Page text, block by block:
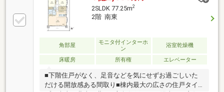
機能）交換 下足入／ハウスクリーニング◆住環境
は、スーパーやコンビニ、ホームセンターが至近に揃
う生活至便な立地 明治小学校や深川図書館も近く、
文化と緑に包まれたエリア 江東区立明治小学校 徒
歩8分（約610m） 深川図書館 徒歩5分（約390m）
2SLDK 77.25m2
2階 南東
角部屋
モニタ付インターホ
ン
浴室乾燥機
床暖房 所有権 エレベーター
■下階住戸がなく、足音などを気にせずお過ごしいた
だける開放感ある間取り■棟内最大の広さの住戸タイ